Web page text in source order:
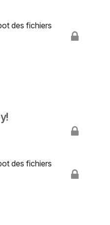
des fichiers
des fichiers